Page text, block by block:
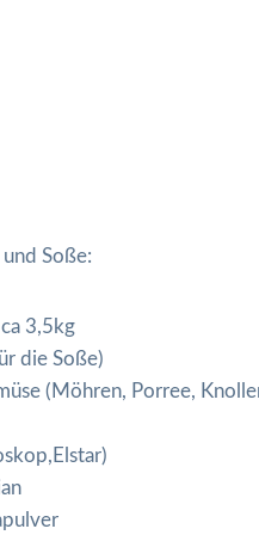
Soße:
3,5kg
die Soße)
(Möhren, Porree,